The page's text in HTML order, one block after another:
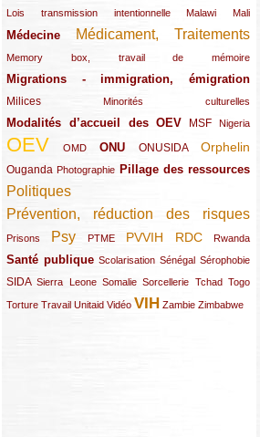
Lois transmission intentionnelle
(24/289) Malawi
(11/289) Mali
(21/289)
Médecine
(62/289) Médicament, Traitements
(142/289)
Memory box, travail de mémoire
(11/289)
Migrations - immigration, émigration
(67/289)
Milices
(34/289) Minorités culturelles
(15/289)
Modalités d’accueil des OEV
(58/289) MSF
(54/289) Nigeria
(27/289)
OEV
(269/289) OMD
(26/289) ONU
(58/289) ONUSIDA
(44/289) Orphelin
(112/289)
Ouganda
(29/289) Photographie
(27/289) Pillage des ressources
(77/289)
Politiques
(120/289)
Prévention, réduction des risques
(131/289)
Prisons
(22/289) Psy
(119/289) PTME
(12/289) PVVIH
(111/289) RDC
(104/289) Rwanda
(23/289)
Santé publique
(59/289) Scolarisation
(9/289) Sénégal
(13/289) Sérophobie
(19/289)
SIDA
(29/289)Sierra Leone
(13/289) Somalie
(12/289) Sorcellerie
(19/289) Tchad
(10/289) Togo
(15/289)
Torture
(17/289)Travail
(21/289) Unitaid
(26/289) Vidéo
(23/289) VIH
(154/289) Zambie
(12/289) Zimbabwe
(21/289)